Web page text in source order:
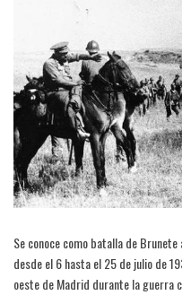
Se conoce como batalla de
desde el 6 hasta el 25 de julio de
oeste de Madrid durante la guerra